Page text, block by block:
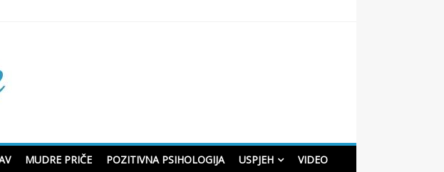
MUDRE PRIČE POZITIVNA PSIHOLOGIJA USPJEH VIDEO